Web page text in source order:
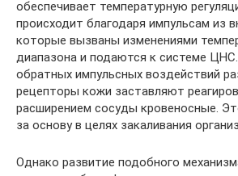
обеспечивает температурную
происходит благодаря импульсам из
которые вызваны изменениями
диапазона и подаются к системе
обратных импульсных воздействий
рецепторы кожи заставляют
расширением сосуды кровеносные.
за основу в целях закаливания
Однако развитие подобного